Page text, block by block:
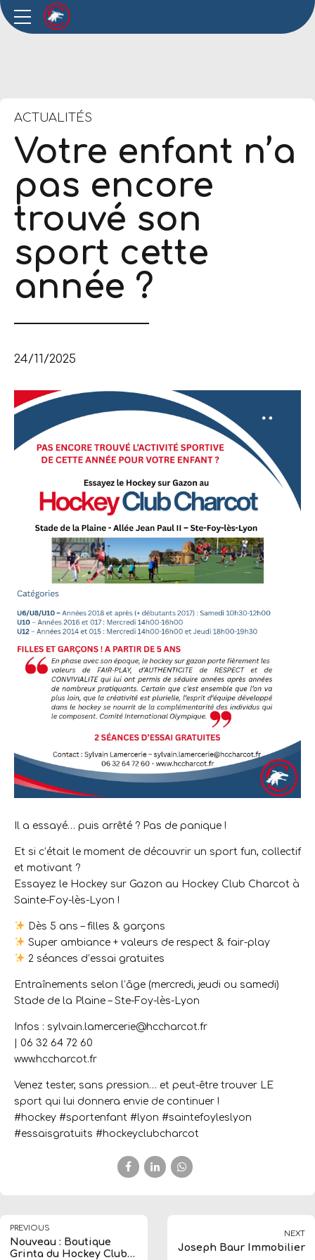
ACTUALITÉS
Votre enfant n’a
pas encore
trouvé son
sport cette
année ?
24/11/2025
Il a essayé… puis arrêté ? Pas de panique !
Et si c’était le moment de découvrir un sport fun, collectif
et motivant ?
Essayez le Hockey sur Gazon au Hockey Club Charcot à
Sainte-Foy-lès-Lyon !
Dès 5 ans – filles & garçons
Super ambiance + valeurs de respect & fair-play
2 séances d’essai gratuites
Entraînements selon l’âge (mercredi, jeudi ou samedi)
Stade de la Plaine – Ste-Foy-lès-Lyon
Infos : sylvain.lamercerie@hccharcot.fr
| 06 32 64 72 60
www.hccharcot.fr
Venez tester, sans pression… et peut-être trouver LE
sport qui lui donnera envie de continuer !
#hockey #sportenfant #lyon #saintefoyleslyon
#essaisgratuits #hockeyclubcharcot
PREVIOUS
Nouveau : Boutique
Grinta du Hockey Club
NEXT
Joseph Baur Immobilier